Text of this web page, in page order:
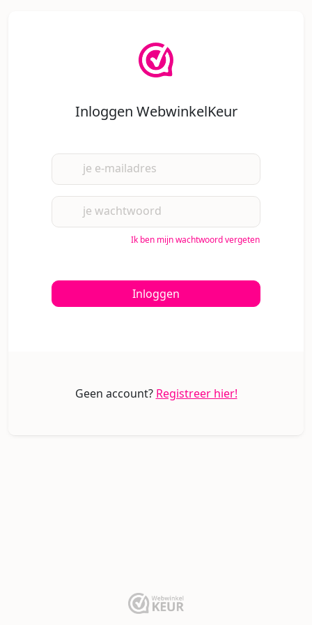
Inloggen WebwinkelKeur
je e-mailadres
je wachtwoord
Ik ben mijn wachtwoord vergeten
Inloggen
Geen account? Registreer hier!